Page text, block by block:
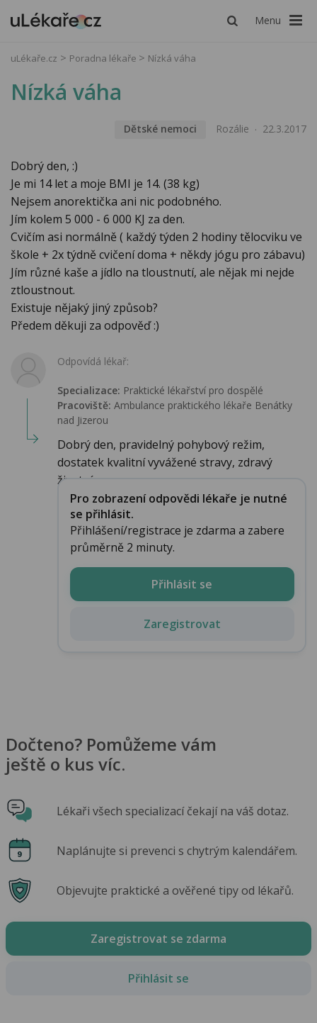
Menu
uLékaře.cz Poradna lékaře Nízká váha
Nízká váha
Dětské nemoci Rozálie 22.3.2017
Dobrý den, :)
Je mi 14 let a moje BMI je 14. (38 kg)
Nejsem anorektička ani nic podobného.
Jím kolem 5 000 - 6 000 KJ za den.
Cvičím asi normálně ( každý týden 2 hodiny tělocviku ve
škole + 2x týdně cvičení doma + někdy jógu pro zábavu)
Jím různé kaše a jídlo na tloustnutí, ale nějak mi nejde
ztloustnout.
Existuje nějaký jiný způsob?
Předem děkuji za odpověď :)
Odpovídá lékař:
Specializace: Praktické lékařství pro dospělé
Pracoviště: Ambulance praktického lékaře Benátky
nad Jizerou
Dobrý den, pravidelný pohybový režim,
dostatek kvalitní vyvážené stravy, zdravý
životní s...
Pro zobrazení odpovědi lékaře je nutné
se přihlásit.
Přihlášení/registrace je zdarma a zabere
průměrně 2 minuty.
Přihlásit se
Zaregistrovat
Dočteno? Pomůžeme vám
ještě o kus víc.
Lékaři všech specializací čekají na váš dotaz.
Naplánujte si prevenci s chytrým kalendářem.
Objevujte praktické a ověřené tipy od lékařů.
Zaregistrovat se zdarma
Přihlásit se